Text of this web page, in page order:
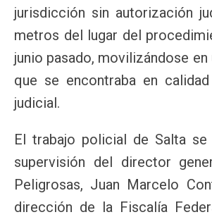
jurisdicción sin autorización
metros del lugar del
junio pasado, movilizándose
que se encontraba en
judicial.
El trabajo policial de Salta
supervisión del director
Peligrosas, Juan Marcelo
dirección de la Fiscalía